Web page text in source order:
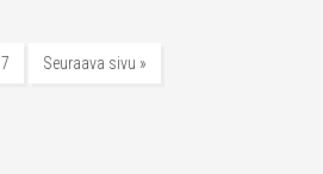
Seuraava sivu »